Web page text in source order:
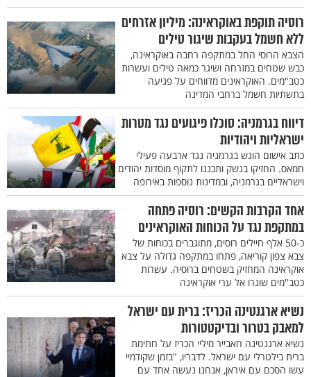
רוסיה תוקפת באוקראינה: מיליון אזרחים
ללא חשמל בעקבות שיגור טילים
הצבא הרוסי החל במתקפה רחבה באוקראינה,
כבש שטחים במזרחה ושיגר כמאה טילים ועשרות
כטב"מים. האוקראינים מדווחים על פגיעה
בתשתיות חשמל ברחבי המדינה
דיווח בגרמניה: סוכלו פיגועים נגד מטרות
ישראליות ויהודיות
כתב אישום הוגש בגרמניה נגד ארבעה פעילי
חמאס. החזיקו בנשק ותכננו לתקוף מוסדות יהודים
וישראליים בגרמניה, ובמדינות נוספות באירופה
אחד הקרבות הקשים: רוסיה פתחה
במתקפת נגד על הכוחות האוקראינים
כ-50 אלף חיילים רוסים, מתוגברים בכוחות של
צבא צפון קוריאה, פתחו במתקפה גדולה על צבא
אוקראינה המחזיק בשטחים ברוסיה. עשרות
כטב"מים שוגרו אל ערי אוקראינה
נשיא ארגנטינה הכריז: ברית עם ישראל
למאבק בטרור ובדיקטטורות
נשיא ארגנטינה חאבייר מיליי הכריז על חתימת
ברית בילטרלי עם ישראל. לדבריו, "בזמן שקודמיי
עשו הסכם עם איראן, אנחנו נעשה אחד עם